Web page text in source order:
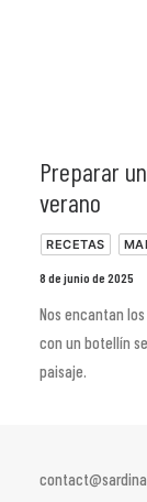
Preparar
verano
RECETAS
8 de junio de 2025
Nos encantan
con un botellín
paisaje.